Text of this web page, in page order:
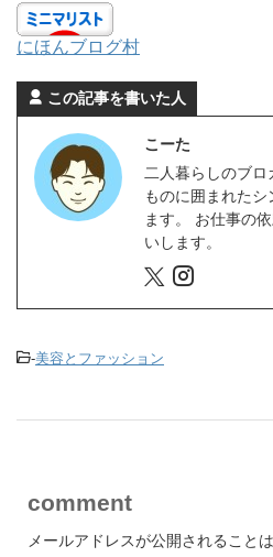
にほんブログ村
この記事を書いた人
こーた
二人暮らしのブ
ものに囲まれた
ます。 お仕事の
いします。
-美容とファッション
comment
メールアドレスが公開されること